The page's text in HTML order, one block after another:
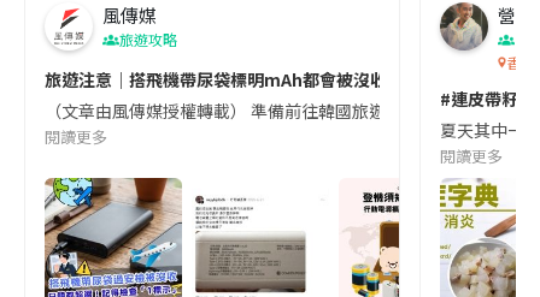
風傳媒
旅遊攻略
旅遊注意｜搭飛機帶尿袋標明mAh都會被沒收😱出發前切記檢查
（文章由風傳媒授權轉載） 準備前往韓國旅遊的民眾，近期要
閱讀更多
營養
香港
#連皮帶籽
夏天其中一
閱讀更多